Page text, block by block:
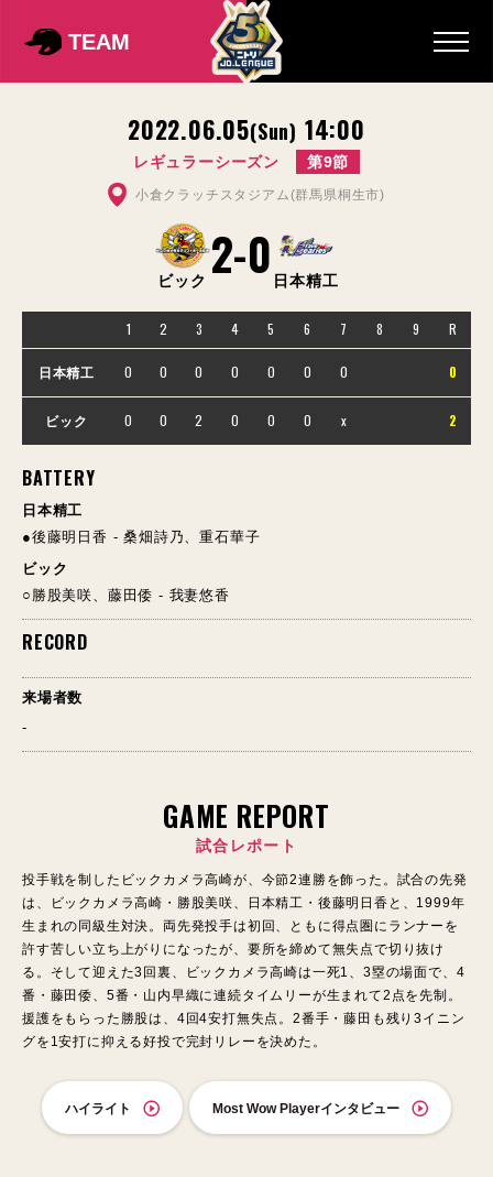
TEAM
2022.06.05(Sun) 14:00
レギュラーシーズン 第9節
小倉クラッチスタジアム(群馬県桐生市)
ビック 2-0 日本精工
1 2 3 4 5 6 7 8 9 R
日本精工 0 0 0 0 0 0 0 0
ビック 0 0 2 0 0 0 x 2
BATTERY
日本精工
●後藤明日香 - 桑畑詩乃、重石華子
ビック
○勝股美咲、藤田倭 - 我妻悠香
RECORD
来場者数
-
GAME REPORT
試合レポート
投手戦を制したビックカメラ高崎が、今節2連勝を飾った。試合の先発
は、ビックカメラ高崎・勝股美咲、日本精工・後藤明日香と、1999年
生まれの同級生対決。両先発投手は初回、ともに得点圏にランナーを
許す苦しい立ち上がりになったが、要所を締めて無失点で切り抜け
る。そして迎えた3回裏、ビックカメラ高崎は一死1、3塁の場面で、4
番・藤田倭、5番・山内早織に連続タイムリーが生まれて2点を先制。
援護をもらった勝股は、4回4安打無失点。2番手・藤田も残り3イニン
グを1安打に抑える好投で完封リレーを決めた。
ハイライト Most Wow Playerインタビュー